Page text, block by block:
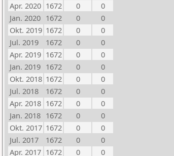
Apr. 2020 1672 0
0
Jan. 2020 1672 0
0
Okt. 2019 1672 0
0
Jul. 2019
1672 0
0
Apr. 2019 1672 0
0
Jan. 2019 1672 0
0
Okt. 2018 1672 0
0
Jul. 2018
1672 0
0
Apr. 2018 1672 0
0
Jan. 2018 1672 0
0
Okt. 2017 1672 0
0
Jul. 2017
1672 0
0
Apr. 2017 1672 0
0